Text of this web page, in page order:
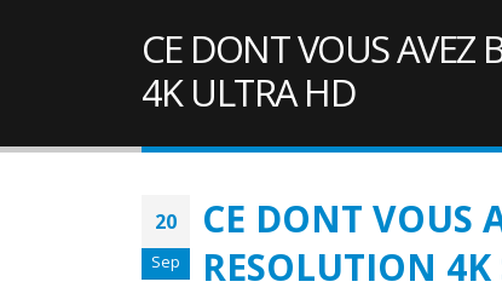
CE DONT VOUS AVEZ
4K ULTRA HD
20
Sep
CE DONT VOUS
RESOLUTION